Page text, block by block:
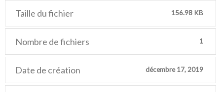
Taille du fichier 156.98 KB
Nombre de fichiers 1
Date de création décembre 17, 2019